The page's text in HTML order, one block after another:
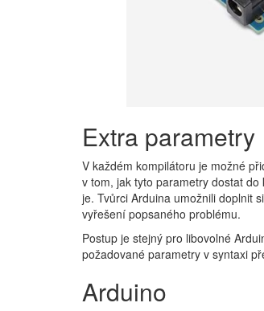
Extra parametry
V každém kompilátoru je možné
v tom, jak tyto parametry dostat
je. Tvůrci Arduina umožnili doplnit
vyřešení popsaného problému.
Postup je stejný pro libovolné
požadované parametry v syntaxi
Arduino